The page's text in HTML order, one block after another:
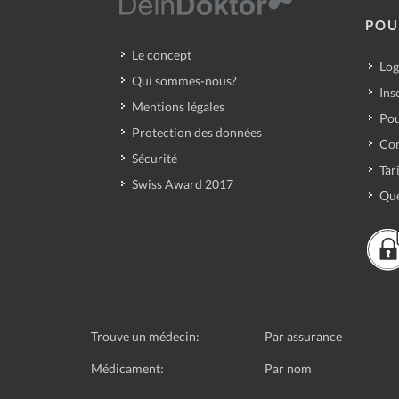
Le concept
Qui sommes-nous?
Mentions légales
Protection des données
Sécurité
Swiss Award 2017
Trouve un médecin: Par assurance
Médicament: Par nom